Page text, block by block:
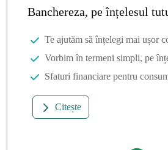
Banchereza, pe înțelesul
Te ajutăm să înțelegi mai ușor
Vorbim în termeni simpli, pe
Sfaturi financiare pentru
Citește